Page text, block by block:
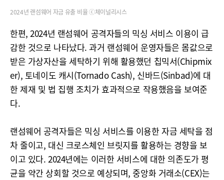
2024년 랜섬웨어 자금 유출 비율 ⓒ체이널리시스
한편, 2024년 랜섬웨어 공격자들의 믹싱 서비스 이용이 급
감한 것으로 나타났다. 과거 랜섬웨어 운영자들은 몸값으로
받은 가상자산을 세탁하기 위해 활용했던 칩믹서(Chipmix
er), 토네이도 캐시(Tornado Cash), 신바드(Sinbad)에 대
한 제재 및 법 집행 조치가 효과적으로 작용했음을 보여준
다.
랜섬웨어 공격자들은 믹싱 서비스를 이용한 자금 세탁을 점
차 줄이고, 대신 크로스체인 브릿지를 활용하는 경향을 보
이고 있다. 2024년에는 이러한 서비스에 대한 의존도가 평
균을 약간 상회할 것으로 예상되며, 중앙화 거래소(CEX)는